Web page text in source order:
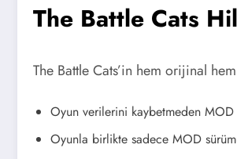
The Battle Cats
The Battle Cats’in hem orijinal
Oyun verilerini kaybetmeden
Oyunla birlikte sadece MOD